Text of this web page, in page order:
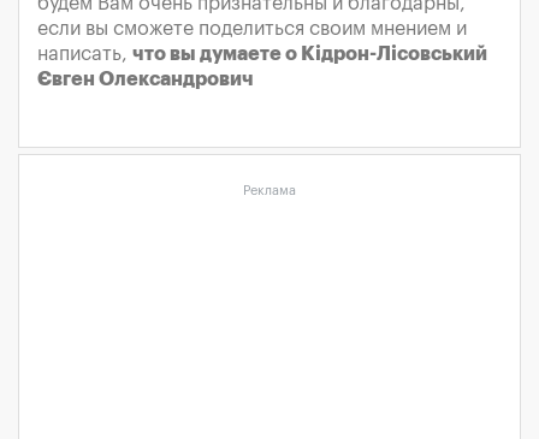
если вы сможете поделиться своим мнением и
написать, что вы думаете о Кідрон-Лісовський
Євген Олександрович
Реклама